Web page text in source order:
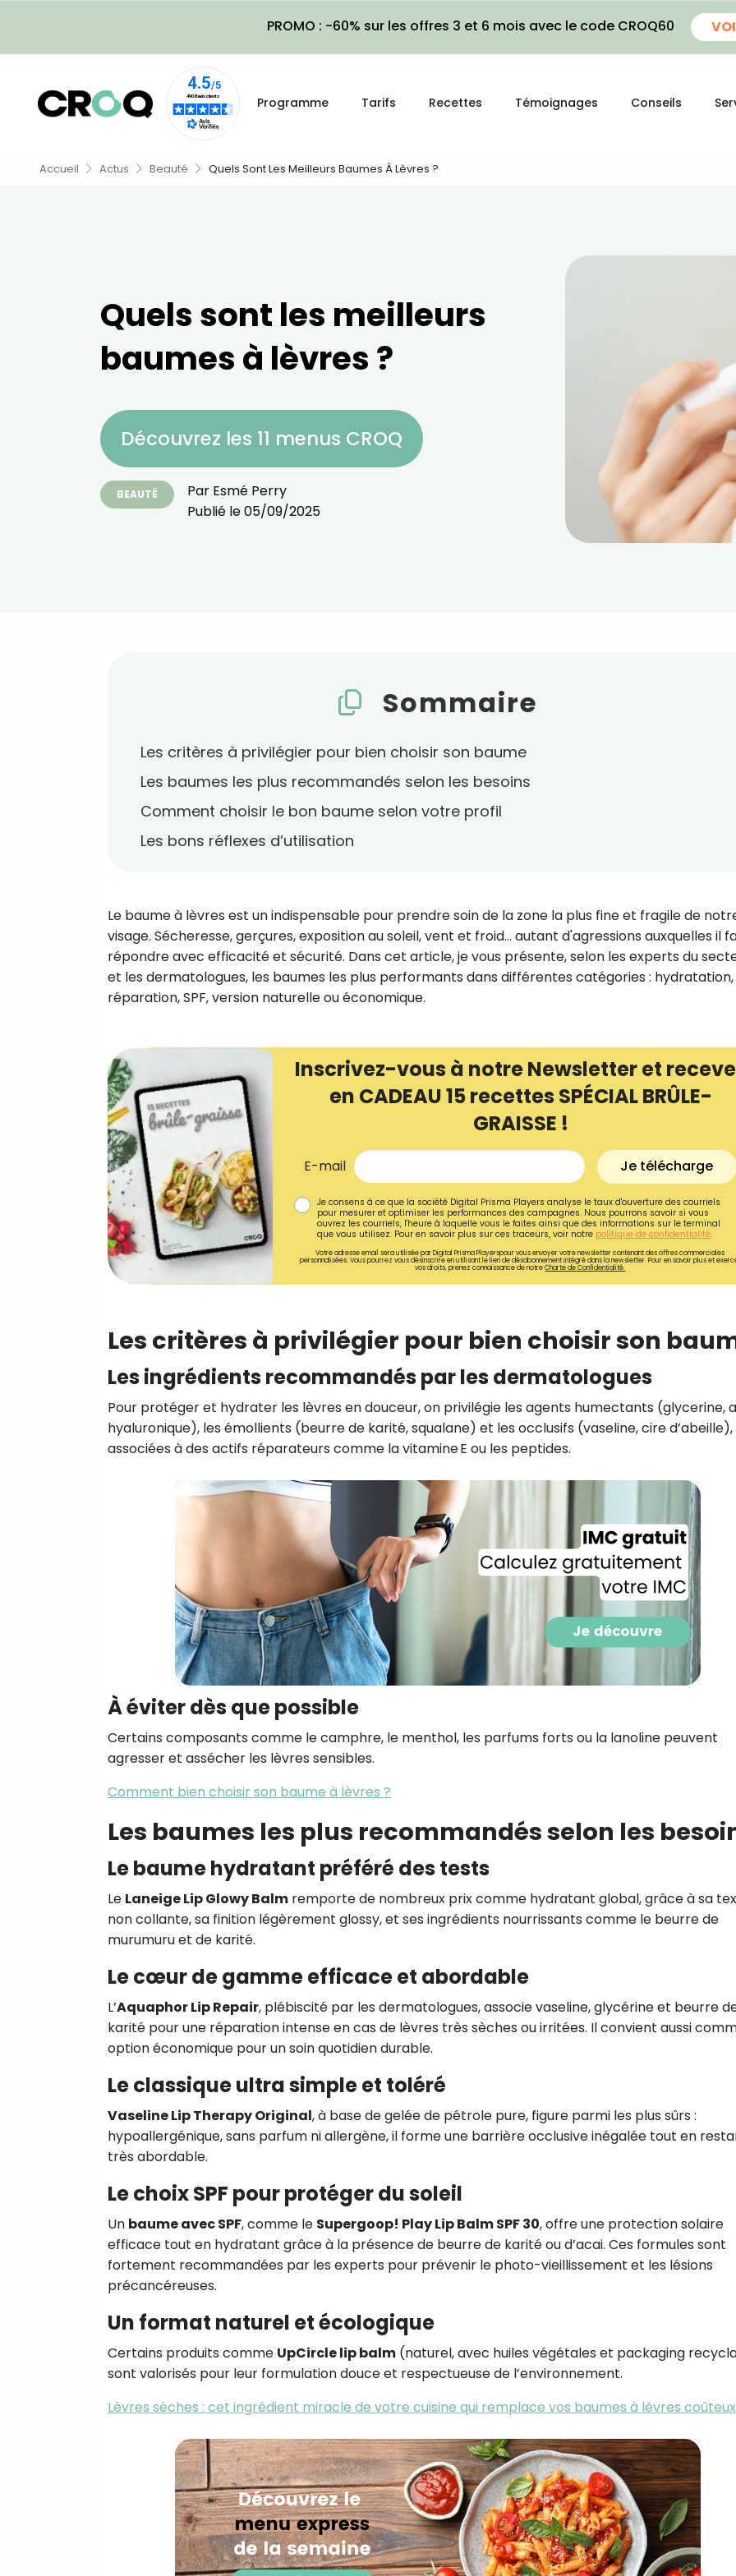
PROMO : -60% sur les offres 3 et 6 mois avec le code CROQ60
Programme Tarifs Recettes Témoignages Conseils
Accueil Actus Beauté Quels Sont Les Meilleurs Baumes À Lèvres ?
Quels sont les meilleurs
baumes à lèvres ?
Découvrez les 11 menus CROQ
BEAUTÉ Par Esmé Perry
Publié le05/09/2025
Sommaire
Les critères à privilégier pour bien choisir son baume
Les baumes les plus recommandés selon les besoins
Comment choisir le bon baume selon votre profil
Les bons réflexes d’utilisation
Le baume à lèvres est un indispensable pour prendre soin de la zone la plus fine et fragile de
visage. Sécheresse, gerçures, exposition au soleil, vent et froid… autant d'agressions auxquelles il
répondre avec efficacité et sécurité. Dans cet article, je vous présente, selon les experts du
et les dermatologues, les baumes les plus performants dans différentes catégories : hydratation,
réparation, SPF, version naturelle ou économique.
Inscrivez-vous à notre Newsletter et
en CADEAU 15 recettes SPÉCIAL BRÛLE-
GRAISSE !
E-mail Je télécharge
Je consens à ce que la société Digital Prisma Players analyse le taux d'ouverture des courriels
pour mesurer et optimiser les performances des campagnes. Nous pourrons savoir si vous
ouvrez les courriels, l'heure à laquelle vous le faites ainsi que des informations sur le terminal
que vous utilisez. Pour en savoir plus sur ces traceurs, voir notre politique de confidentialité.
Votre adresse email sera utilisée par Digital Prisma Playerspour vous envoyer votre newsletter contenant des offres commerciales
personnalisées. Vous pourrez vous désinscrire en utilisant le lien de désabonnement intégré dans la newsletter. Pour en savoir plus et
vos droits, prenez connaissance de notreCharte de Confidentialité.
Les critères à privilégier pour bien choisir son
Les ingrédients recommandés par les dermatologues
Pour protéger et hydrater les lèvres en douceur, on privilégie les agents humectants (glycerine,
hyaluronique), les émollients (beurre de karité, squalane) et les occlusifs (vaseline, cire d’abeille),
associées à des actifs réparateurs comme la vitamine E ou les peptides.
À éviter dès que possible
Certains composants comme le camphre, le menthol, les parfums forts ou la lanoline peuvent
agresser et assécher les lèvres sensibles.
Comment bien choisir son baume à lèvres ?
Les baumes les plus recommandés selon les
Le baume hydratant préféré des tests
Le Laneige Lip Glowy Balm remporte de nombreux prix comme hydratant global, grâce à sa
non collante, sa finition légèrement glossy, et ses ingrédients nourrissants comme le beurre de
murumuru et de karité.
Le cœur de gamme efficace et abordable
L’Aquaphor Lip Repair, plébiscité par les dermatologues, associe vaseline, glycérine et beurre
karité pour une réparation intense en cas de lèvres très sèches ou irritées. Il convient aussi
option économique pour un soin quotidien durable.
Le classique ultra simple et toléré
Vaseline Lip Therapy Original, à base de gelée de pétrole pure, figure parmi les plus sûrs :
hypoallergénique, sans parfum ni allergène, il forme une barrière occlusive inégalée tout en
très abordable.
Le choix SPF pour protéger du soleil
Un baume avec SPF, comme le Supergoop! Play Lip Balm SPF 30, offre une protection solaire
efficace tout en hydratant grâce à la présence de beurre de karité ou d’acai. Ces formules sont
fortement recommandées par les experts pour prévenir le photo-vieillissement et les lésions
précancéreuses.
Un format naturel et écologique
Certains produits comme UpCircle lip balm (naturel, avec huiles végétales et packaging
sont valorisés pour leur formulation douce et respectueuse de l’environnement.
Lèvres sèches : cet ingrédient miracle de votre cuisine qui remplace vos baumes à lèvres coûteux
Recevez gratuitement
recettes inédites de
!
CROQ.
Je consens à ce que la société
Prisma Players analyse le taux
des courriels pour mesurer et
performances des campagnes.
pourrons savoir si vous ouvrez les
l'heure à laquelle vous le faites ainsi
des informations sur le terminal que
utilisez. Pour en savoir plus sur ces
politique de confidentialité